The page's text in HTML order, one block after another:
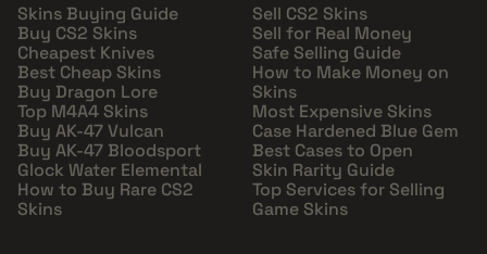
Skins Buying Guide
Buy CS2 Skins
Cheapest Knives
Best Cheap Skins
Buy Dragon Lore
Top M4A4 Skins
Buy AK-47 Vulcan
Buy AK-47 Bloodsport
Glock Water Elemental
How to Buy Rare CS2
Skins
Sell CS2 Skins
Sell for Real Money
Safe Selling Guide
How to Make Money on
Skins
Most Expensive Skins
Case Hardened Blue Gem
Best Cases to Open
Skin Rarity Guide
Top Services for Selling
Game Skins